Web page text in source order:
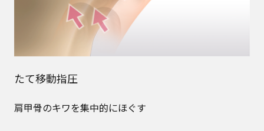
たて移動指圧
肩甲骨のキワを集中的にほぐす